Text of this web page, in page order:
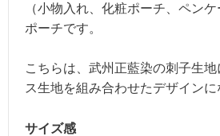
（小物入れ、化粧ポーチ、ペン
ポーチです。
こちらは、武州正藍染の刺子生
ス生地を組み合わせたデザインに
サイズ感